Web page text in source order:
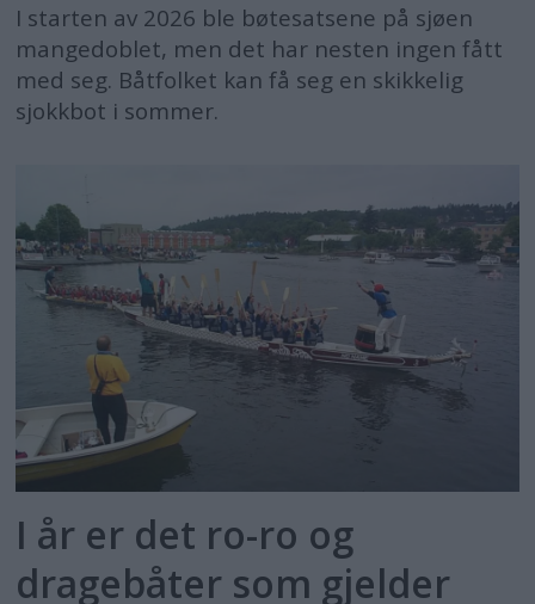
I starten av 2026 ble bøtesatsene på sjøen
mangedoblet, men det har nesten ingen fått
med seg. Båtfolket kan få seg en skikkelig
sjokkbot i sommer.
I år er det ro-ro og
dragebåter som gjelder